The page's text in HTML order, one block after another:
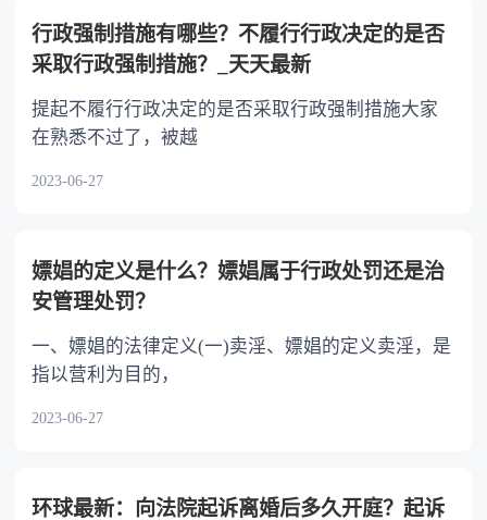
行政强制措施有哪些？不履行行政决定的是否
采取行政强制措施？_天天最新
提起不履行行政决定的是否采取行政强制措施大家
在熟悉不过了，被越
2023-06-27
嫖娼的定义是什么？嫖娼属于行政处罚还是治
安管理处罚？
一、嫖娼的法律定义(一)卖淫、嫖娼的定义卖淫，是
指以营利为目的，
2023-06-27
环球最新：向法院起诉离婚后多久开庭？起诉